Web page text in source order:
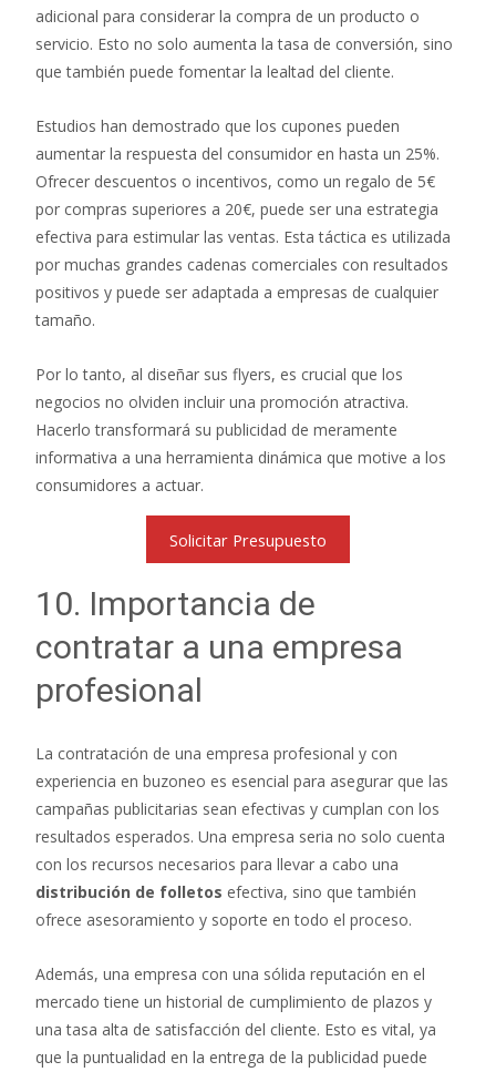
adicional para considerar la compra de un producto o
servicio. Esto no solo aumenta la tasa de conversión, sino
que también puede fomentar la lealtad del cliente.
Estudios han demostrado que los cupones pueden
aumentar la respuesta del consumidor en hasta un 25%.
Ofrecer descuentos o incentivos, como un regalo de 5€
por compras superiores a 20€, puede ser una estrategia
efectiva para estimular las ventas. Esta táctica es utilizada
por muchas grandes cadenas comerciales con resultados
positivos y puede ser adaptada a empresas de cualquier
tamaño.
Por lo tanto, al diseñar sus flyers, es crucial que los
negocios no olviden incluir una promoción atractiva.
Hacerlo transformará su publicidad de meramente
informativa a una herramienta dinámica que motive a los
consumidores a actuar.
Solicitar Presupuesto
10. Importancia de
contratar a una empresa
profesional
La contratación de una empresa profesional y con
experiencia en buzoneo es esencial para asegurar que las
campañas publicitarias sean efectivas y cumplan con los
resultados esperados. Una empresa seria no solo cuenta
con los recursos necesarios para llevar a cabo una
distribución de folletos efectiva, sino que también
ofrece asesoramiento y soporte en todo el proceso.
Además, una empresa con una sólida reputación en el
mercado tiene un historial de cumplimiento de plazos y
una tasa alta de satisfacción del cliente. Esto es vital, ya
que la puntualidad en la entrega de la publicidad puede